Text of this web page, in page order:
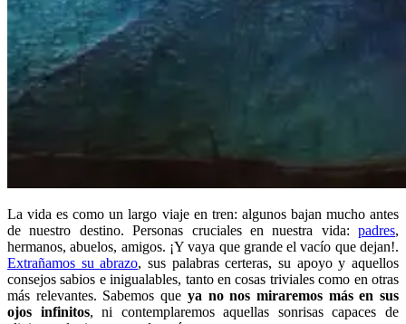
La vida es como un largo viaje en tren: algunos bajan mucho antes
de nuestro destino. Personas cruciales en nuestra vida: padres,
hermanos, abuelos, amigos. ¡Y vaya que grande el vacío que dejan!.
Extrañamos su abrazo, sus palabras certeras, su apoyo y aquellos
consejos sabios e inigualables, tanto en cosas triviales como en otras
más relevantes. Sabemos que ya no nos miraremos más en sus
ojos infinitos, ni contemplaremos aquellas sonrisas capaces de